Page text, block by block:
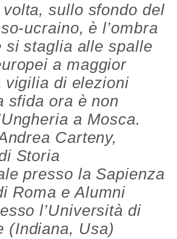
sullo sfondo del
ucraino, è l’ombra
si staglia alle spalle
a maggior
vigilia di elezioni
sfida ora è non
a Mosca.
Carteny,
Storia
presso la Sapienza
Roma e Alumni
l’Università di
(Indiana, Usa)